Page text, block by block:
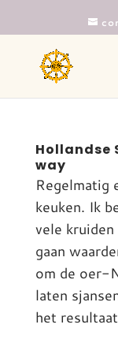
Hollandse
way
Regelmatig
keuken. Ik
vele
gaan
om de oer-
laten
het